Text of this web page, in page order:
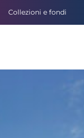
Collezioni e fondi